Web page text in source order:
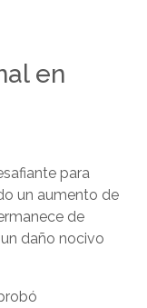
en
para
un aumento de
de
daño nocivo